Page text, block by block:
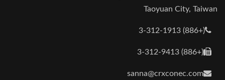
Taoyuan City, Taiwan
(+886) 3-312-1913
(+886) 3-312-9413
sanna@crxconec.com